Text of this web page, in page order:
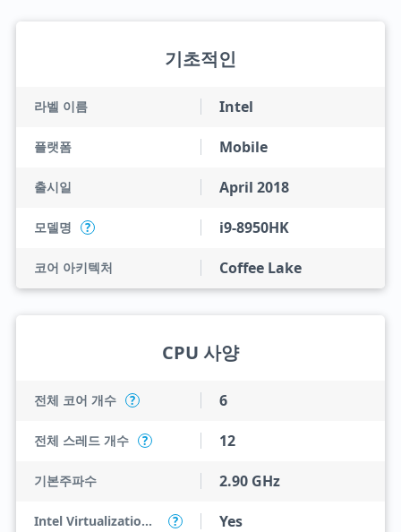
기초적인
라벨 이름 Intel
플랫폼 Mobile
출시일 April 2018
모델명 ? i9-8950HK
코어 아키텍처 Coffee Lake
CPU 사양
전체 코어 개수 ? 6
전체 스레드 개수 ? 12
기본주파수 2.90 GHz
Intel Virtualization Technology (VT-x) ? Yes